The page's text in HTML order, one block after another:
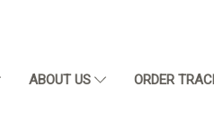
ABOUT US ORDER